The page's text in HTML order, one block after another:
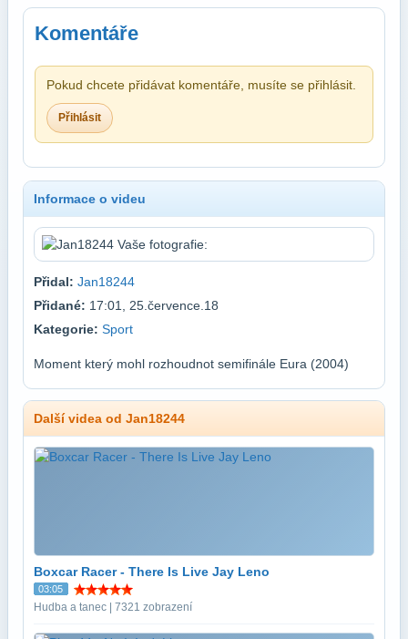
Komentáře
Pokud chcete přidávat komentáře, musíte se přihlásit.
Přihlásit
Informace o videu
Přidal: Jan18244
Přidané: 17:01, 25.července.18
Kategorie: Sport
Moment který mohl rozhoudnot semifinále Eura (2004)
Další videa od Jan18244
Boxcar Racer - There Is Live Jay Leno
03:05
Hudba a tanec | 7321 zobrazení